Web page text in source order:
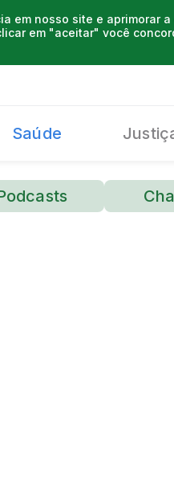
em nosso site e aprimorar
em "aceitar" você
Saúde